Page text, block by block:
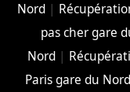
Nord |
pas cher gare
Nord |
Paris gare du Nord